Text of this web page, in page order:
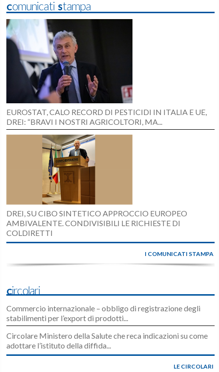
Comunicati Stampa
EUROSTAT, CALO RECORD DI PESTICIDI IN ITALIA E UE,
DREI: “BRAVI I NOSTRI AGRICOLTORI, MA...
DREI, SU CIBO SINTETICO APPROCCIO EUROPEO
AMBIVALENTE. CONDIVISIBILI LE RICHIESTE DI
COLDIRETTI
I COMUNICATI STAMPA
Circolari
Commercio internazionale – obbligo di registrazione degli
stabilimenti per l’export di prodotti...
Circolare Ministero della Salute che reca indicazioni su come
adottare l’istituto della diffida...
LE CIRCOLARI